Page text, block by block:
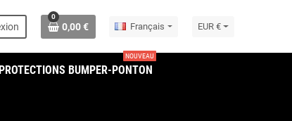
0
0,00 € Français EUR €
PROTECTIONS BUMPER-PONTON
NOUVEAU